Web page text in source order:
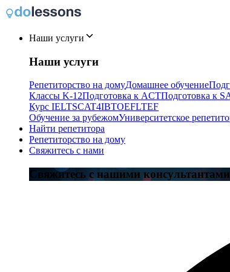
Наши услуги
Наши услуги
Репетиторство на домуДомашнее обучение
Классы K-12Подготовка к ACTПодготовка к
Курс IELTSCAT4IBTOEFLTEF
Обучение за рубежомУниверситетское
Найти репетитора
Репетиторство на дому
Свяжитесь с нами
Свяжитесь с нашими